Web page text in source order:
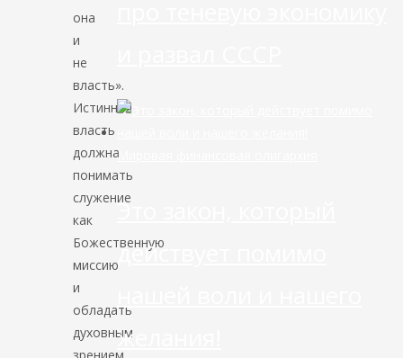
она
и
не
власть».
Истинная
власть
должна
понимать
служение
как
Божественную
миссию
и
обладать
духовным
Мировая финансовая олигархия
Это закон, который
действует помимо
желания!